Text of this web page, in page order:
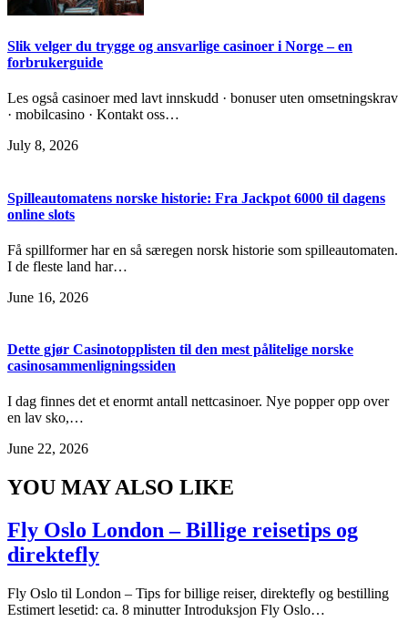
Slik velger du trygge og ansvarlige casinoer i Norge – en
forbrukerguide
Les også casinoer med lavt innskudd · bonuser uten omsetningskrav
· mobilcasino · Kontakt oss…
July 8, 2026
Spilleautomatens norske historie: Fra Jackpot 6000 til dagens
online slots
Få spillformer har en så særegen norsk historie som spilleautomaten.
I de fleste land har…
June 16, 2026
Dette gjør Casinotopplisten til den mest pålitelige norske
casinosammenligningssiden
I dag finnes det et enormt antall nettcasinoer. Nye popper opp over
en lav sko,…
June 22, 2026
YOU MAY ALSO LIKE
Fly Oslo London – Billige reisetips og
direktefly
Fly Oslo til London – Tips for billige reiser, direktefly og bestilling
Estimert lesetid: ca. 8 minutter Introduksjon Fly Oslo…